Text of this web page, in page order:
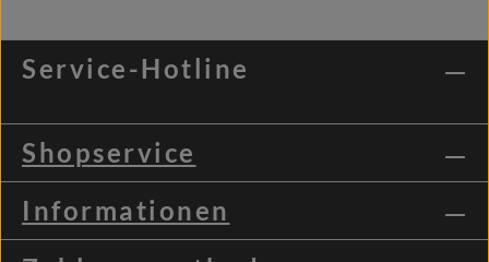
Service-Hotline
Shopservice
Informationen